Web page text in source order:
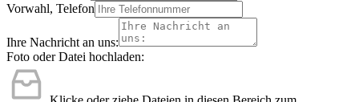
Vorwahl, Telefon
Ihre Nachricht an uns:
Foto oder Datei hochladen: